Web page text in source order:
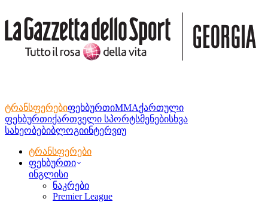
ტრანსფერებიფეხბურთიMMAქართული
ფეხბურთიქართველი სპორტსმენებისხვა
სახეობებიბლოგიინტერვიუ
ტრანსფერები
ფეხბურთი
ინგლისი
ნაკრები
Premier League